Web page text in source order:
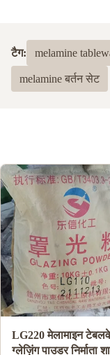
टैग: melamine
melamine बर्तन सेट
LG220 मेलामाइन
ग्लेज़िंग पाउडर निर्माता